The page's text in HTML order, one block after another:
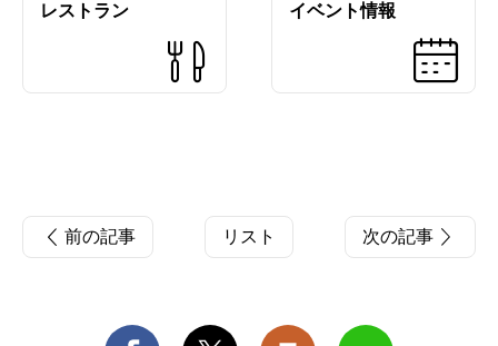
レストラン イベント情報
前の記事 リスト 次の記事